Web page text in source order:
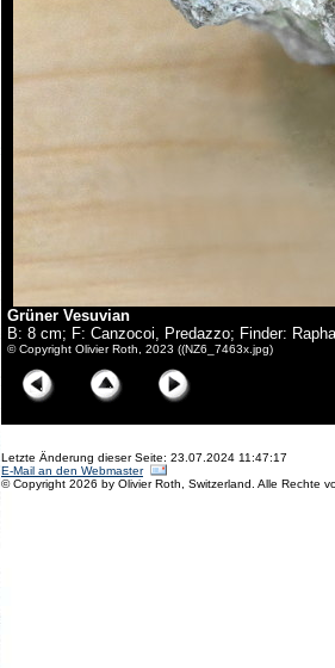
Grüner Vesuvian
B: 8 cm; F: Canzocoi, Predazzo; Finder:
© Copyright Olivier Roth, 2023 ((NZ6_7463x.jpg)
Letzte Änderung dieser Seite: 23.07.2024 11:47:17
E-Mail an den Webmaster
© Copyright 2026 by Olivier Roth, Switzerland. Alle Rechte